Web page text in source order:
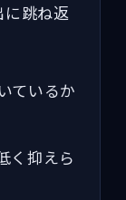
に跳ね返
ているか
く抑えら